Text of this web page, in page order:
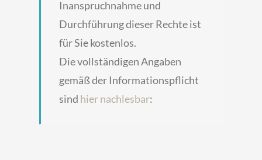
Inanspruchnahme und
Durchführung dieser Rechte ist
für Sie kostenlos.
Die vollständigen Angaben
gemäß der Informationspflicht
sind hier nachlesbar: